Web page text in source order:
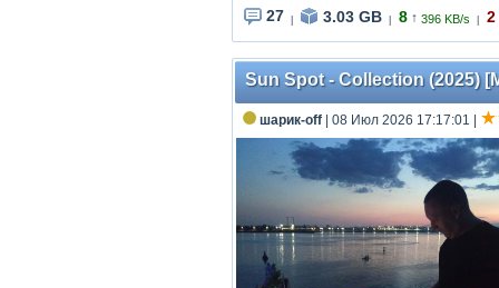
27 3.03 GB 8 ↑ 396 KB/s 2
Sun Spot - Collection (2025)
шарик-off | 08 Июл 2026 17:17:01